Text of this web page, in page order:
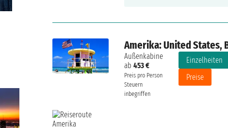
Amerika: United States,
Außenkabine
ab453 €
Preis pro Person
Steuern
inbegriffen
Einzelheiten
Preise